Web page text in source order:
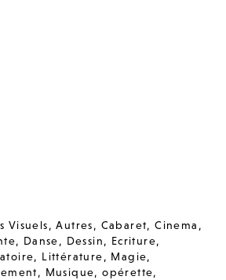
Visuels,Autres, Cabaret,Cinema ,
, Danse, Dessin, Ecriture,
, Littérature, Magie,
, Musique,opérette,